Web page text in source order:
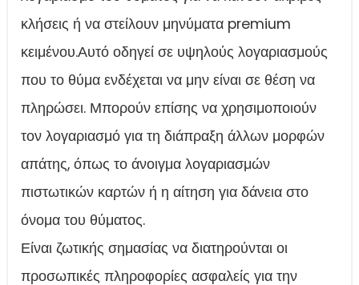
κλήσεις ή να στείλουν μηνύματα premium
κειμένου.Αυτό οδηγεί σε υψηλούς λογαριασμούς
που το θύμα ενδέχεται να μην είναι σε θέση να
πληρώσει. Μπορούν επίσης να χρησιμοποιούν
τον λογαριασμό για τη διάπραξη άλλων μορφών
απάτης, όπως το άνοιγμα λογαριασμών
πιστωτικών καρτών ή η αίτηση για δάνεια στο
όνομα του θύματος.
Είναι ζωτικής σημασίας να διατηρούνται οι
προσωπικές πληροφορίες ασφαλείς για την